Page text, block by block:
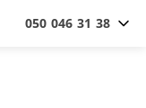
050 046 31 38